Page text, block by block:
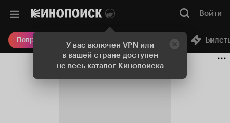
У вас включен VPN или
в вашей стране доступен
не весь каталог Кинопоиска
Войти
Попробовать Плюс Онлайн-кинотеатр